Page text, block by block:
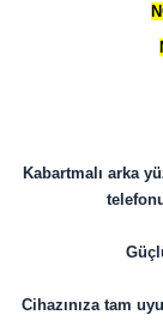
Kabartmalı arka
Cihazınıza tam